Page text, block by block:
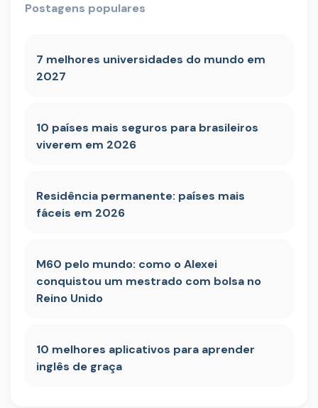
Postagens populares
7 melhores universidades do mundo em
2027
10 países mais seguros para brasileiros
viverem em 2026
Residência permanente: países mais
fáceis em 2026
M60 pelo mundo: como o Alexei
conquistou um mestrado com bolsa no
Reino Unido
10 melhores aplicativos para aprender
inglês de graça